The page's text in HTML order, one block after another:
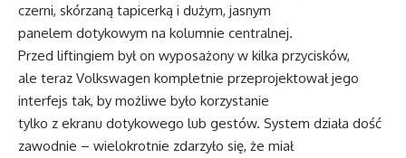
czerni, skórzaną tapicerką i dużym, jasnym
panelem dotykowym na kolumnie centralnej.
Przed liftingiem był on wyposażony w kilka przycisków,
ale teraz Volkswagen kompletnie przeprojektował jego
interfejs tak, by możliwe było korzystanie
tylko z ekranu dotykowego lub gestów. System działa dość
zawodnie – wielokrotnie zdarzyło się, że miał